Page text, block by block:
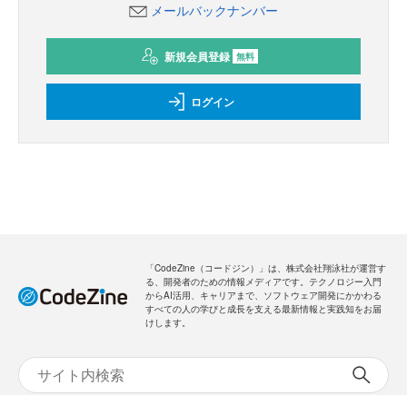
メールバックナンバー
新規会員登録 無料
ログイン
「CodeZine（コードジン）」は、株式会社翔泳社が運営す
る、開発者のための情報メディアです。テクノロジー入門
からAI活用、キャリアまで、ソフトウェア開発にかかわる
すべての人の学びと成長を支える最新情報と実践知をお届
けします。